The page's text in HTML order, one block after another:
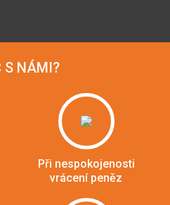
S NÁMI?
Při nespokojenosti
vrácení peněz